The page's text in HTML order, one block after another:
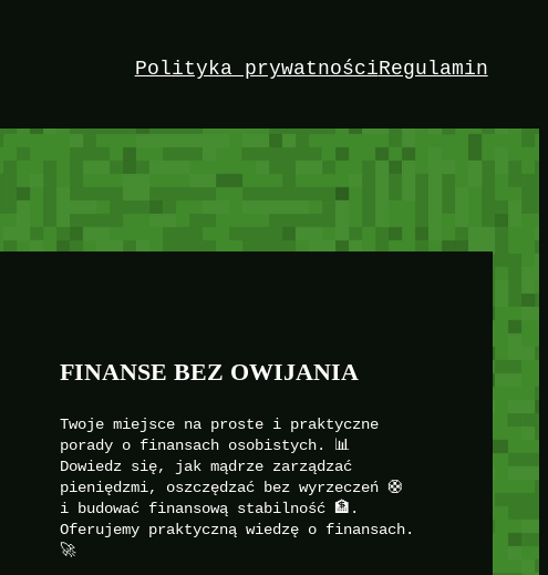
Polityka prywatnościRegulamin
FINANSE BEZ OWIJANIA
Twoje miejsce na proste i praktyczne
porady o finansach osobistych. 📊
Dowiedz się, jak mądrze zarządzać
pieniędzmi, oszczędzać bez wyrzeczeń 🛟
i budować finansową stabilność 🏦.
Oferujemy praktyczną wiedzę o finansach.
🚀